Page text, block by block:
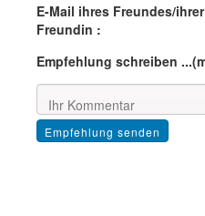
E-Mail ihres Freundes/ihrer
Freundin :
Empfehlung schreiben